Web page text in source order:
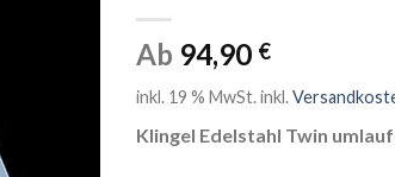
Ab 94,90 €
inkl. 19 % MwSt.inkl.
Klingel Edelstahl Twin